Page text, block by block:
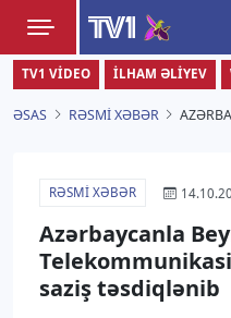
TV1
Zamanı
TV1 VIDEO İLHAM ƏLIYEV
ƏSAS RƏSMI XƏBƏR
RƏSMI XƏBƏR
Azərbaycanla
saziş təsdiqlənib